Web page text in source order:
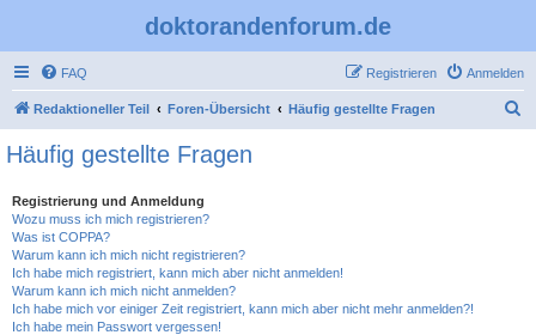
doktorandenforum.de
FAQ Anmelden
Registrieren
Redaktioneller Teil Foren-Übersicht Häufig gestellte Fragen
Häufig gestellte Fragen
Registrierung und Anmeldung
Wozu muss ich mich registrieren?
Was ist COPPA?
Warum kann ich mich nicht registrieren?
Ich habe mich registriert, kann mich aber nicht anmelden!
Warum kann ich mich nicht anmelden?
Ich habe mich vor einiger Zeit registriert, kann mich aber nicht mehr anmelden?!
Ich habe mein Passwort vergessen!